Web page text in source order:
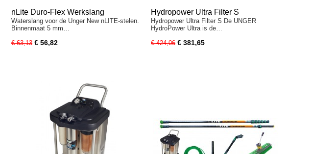
nLite Duro-Flex Werkslang
Waterslang voor de Unger New nLITE-stelen.
Binnenmaat 5 mm…
€ 63,13 € 56,82
Hydropower Ultra Filter S
Hydropower Ultra Filter S De UNGER
HydroPower Ultra is de…
€ 424,06 € 381,65